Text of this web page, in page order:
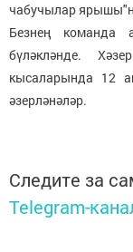
чабучылар
Безнең команда
бүләкләнде.
кысаларында 12
әзерләнәләр.
Следите за
Telegram-